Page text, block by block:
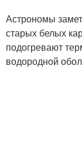
Астрономы
старых белых
подогревают
водородной